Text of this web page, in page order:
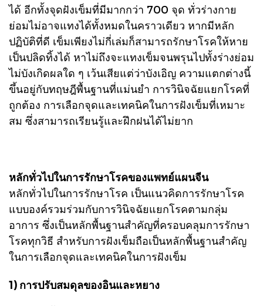
ได้ อีกทั้งจุดฝังเข็มที่มีมากกว่า 700 จุด ทั่วร่างกาย
ย่อมไม่อาจแทงได้ทั้งหมดในคราวเดียว หากมีหลัก
ปฏิบัติที่ดี เข็มเพียงไม่กี่เล่มก็สามารถรักษาโรคให้หาย
เป็นปลิดทิ้งได้ หาไม่ถึงจะแทงเข็มจนพรุนไปทั้งร่างย่อม
ไม่บังเกิดผลใด ๆ เว้นเสียแต่ว่าบังเอิญ ความแตกต่างนี้
ขึ้นอยู่กับทฤษฎีพื้นฐานที่แม่นยำ การวินิจฉัยแยกโรคที่
ถูกต้อง การเลือกจุดและเทคนิคในการฝังเข็มที่เหมาะ
สม ซึ่งสามารถเรียนรู้และฝึกฝนได้ไม่ยาก
หลักทั่วไปในการรักษาโรคของแพทย์แผนจีน
หลักทั่วไปในการรักษาโรค เป็นแนวคิดการรักษาโรค
แบบองค์รวมร่วมกับการวินิจฉัยแยกโรคตามกลุ่ม
อาการ ซึ่งเป็นหลักพื้นฐานสำคัญที่ครอบคลุมการรักษา
โรคทุกวิธี สำหรับการฝังเข็มถือเป็นหลักพื้นฐานสำคัญ
ในการเลือกจุดและเทคนิคในการฝังเข็ม
1) การปรับสมดุลของอินและหยาง